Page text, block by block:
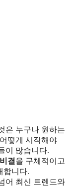
은 누구나 원하는
떻게 시작해야
이 많습니다.
결 을 구체적이고
합니다.
어 최신 트렌드와